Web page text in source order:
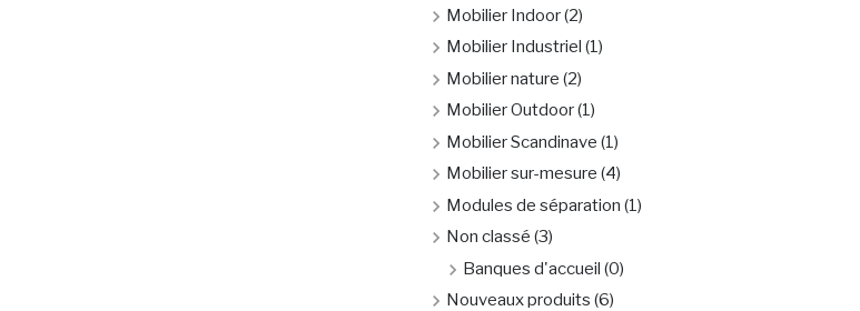
Mobilier Indoor(2)
Mobilier Industriel (1)
Mobilier nature (2)
Mobilier Outdoor(1)
Mobilier Scandinave (1)
Mobilier sur-mesure (4)
Modules de séparation (1)
Non classé (3)
Banques d'accueil (0)
Nouveaux produits (6)